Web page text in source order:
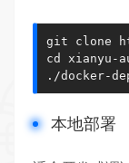
git clone
cd xianyu-
./docker-
本地部署